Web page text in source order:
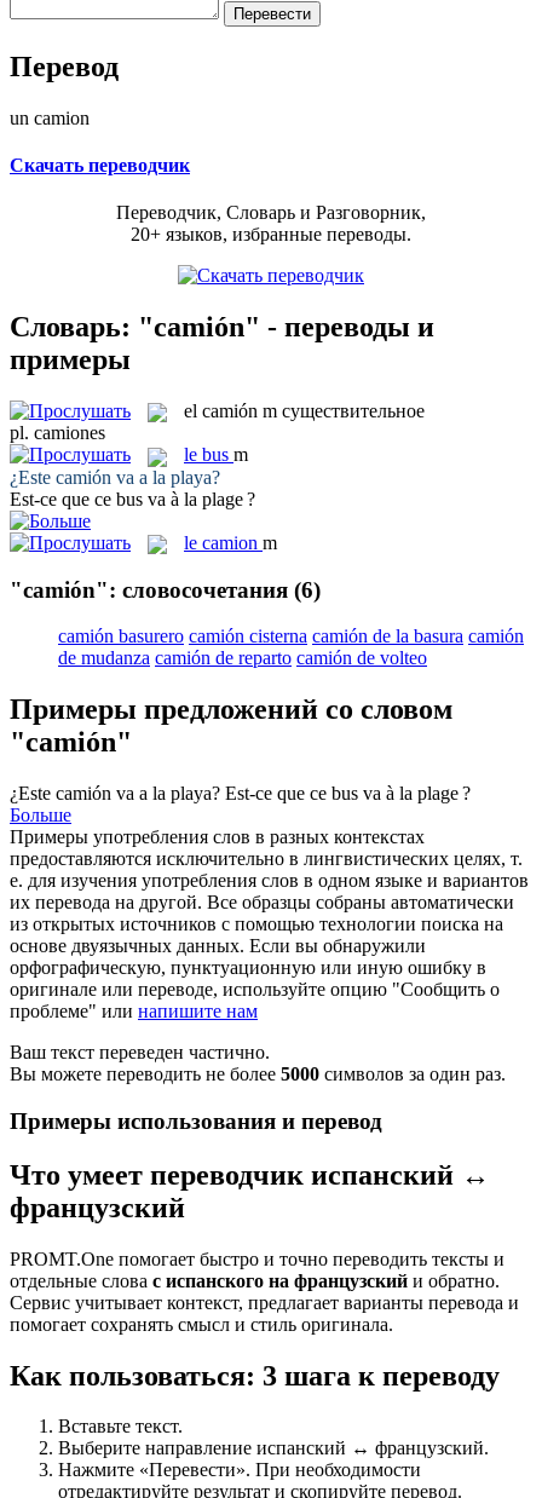
Перевод
un camion
Скачать переводчик
Переводчик, Словарь и Разговорник,
20+ языков, избранные переводы.
Словарь: "camión" - переводы и
примеры
el camión m существительное
pl. camiones
le bus m
¿Este camión va a la playa?
Est-ce que ce bus va à la plage ?
le camion m
"camión": словосочетания (6)
camión basurero camión cisterna camión de la basura camión
de mudanza camión de reparto camión de volteo
Примеры предложений со словом
"camión"
¿Este camión va a la playa? Est-ce que ce bus va à la plage ?
Больше
Примеры употребления слов в разных контекстах
предоставляются исключительно в лингвистических целях, т.
е. для изучения употребления слов в одном языке и вариантов
их перевода на другой. Все образцы собраны автоматически
из открытых источников с помощью технологии поиска на
основе двуязычных данных. Если вы обнаружили
орфографическую, пунктуационную или иную ошибку в
оригинале или переводе, используйте опцию "Сообщить о
проблеме" или напишите нам
Ваш текст переведен частично.
Вы можете переводить не более 5000 символов за один раз.
Примеры использования и перевод
Что умеет переводчик испанский ↔
французский
PROMT.One помогает быстро и точно переводить тексты и
отдельные слова с испанского на французский и обратно.
Сервис учитывает контекст, предлагает варианты перевода и
помогает сохранять смысл и стиль оригинала.
Как пользоваться: 3 шага к переводу
Вставьте текст.
Выберите направление испанский ↔ французский.
Нажмите «Перевести». При необходимости
отредактируйте результат и скопируйте перевод.